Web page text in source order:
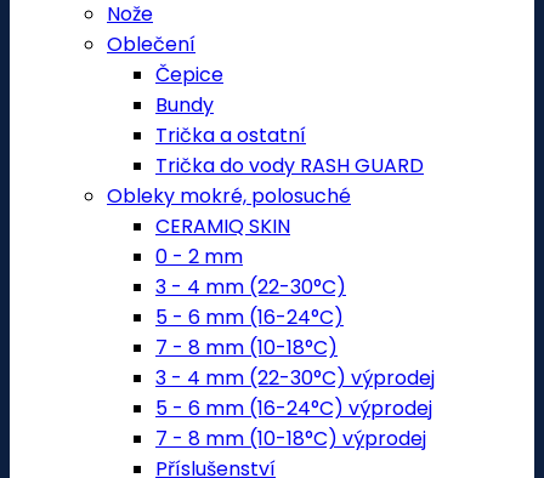
Nože
Oblečení
Čepice
Bundy
Trička a ostatní
Trička do vody RASH GUARD
Obleky mokré, polosuché
CERAMIQ SKIN
0 - 2 mm
3 - 4 mm (22-30°C)
5 - 6 mm (16-24°C)
7 - 8 mm (10-18°C)
3 - 4 mm (22-30°C) výprodej
5 - 6 mm (16-24°C) výprodej
7 - 8 mm (10-18°C) výprodej
Příslušenství